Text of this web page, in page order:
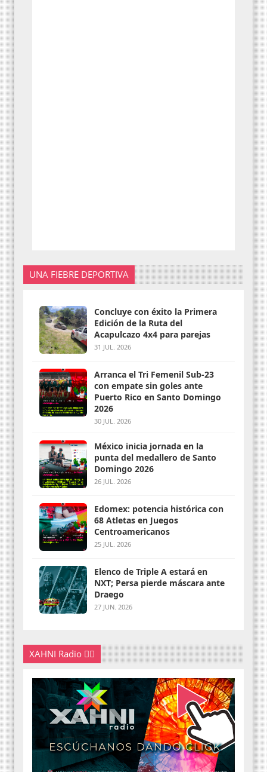
UNA FIEBRE DEPORTIVA
Concluye con éxito la Primera
Edición de la Ruta del
Acapulcazo 4x4 para parejas
31 JUL. 2026
Arranca el Tri Femenil Sub-23
con empate sin goles ante
Puerto Rico en Santo Domingo
2026
30 JUL. 2026
México inicia jornada en la
punta del medallero de Santo
Domingo 2026
26 JUL. 2026
Edomex: potencia histórica con
68 Atletas en Juegos
Centroamericanos
25 JUL. 2026
Elenco de Triple A estará en
NXT; Persa pierde máscara ante
Draego
27 JUN. 2026
XAHNI Radio 👇🏽